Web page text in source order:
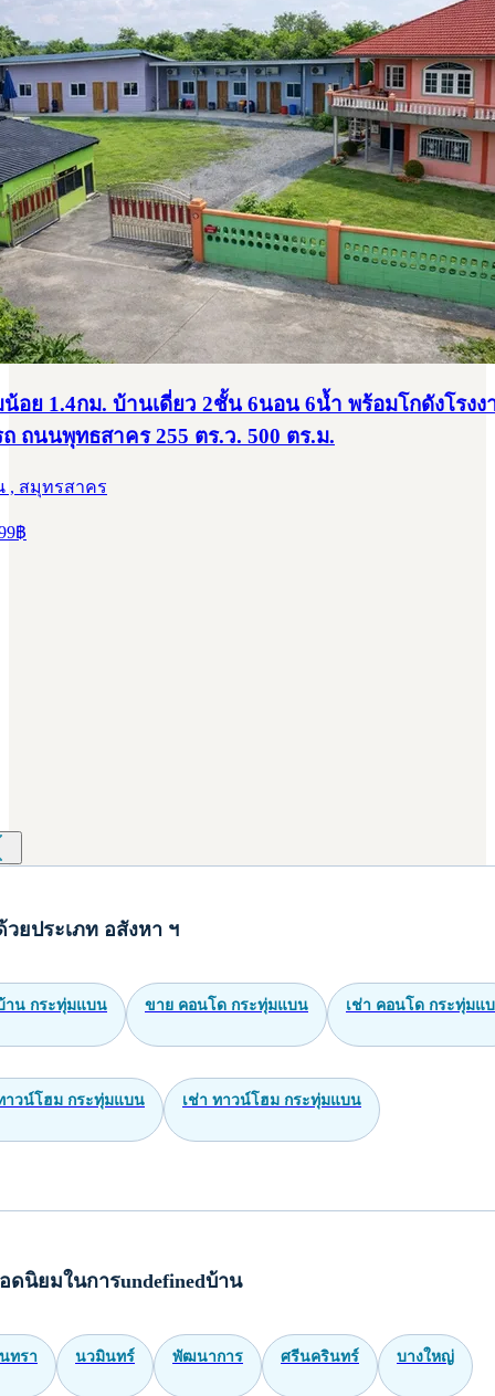
อย 1.4กม. บ้านเดี่ยว 2ชั้น 6นอน 6น้ำ พร้อมโกดังโรงง
ถนนพุทธสาคร 255 ตร.ว. 500 ตร.ม.
, สมุทรสาคร
฿
ยประเภท อสังหา ฯ
าน กระทุ่มแบน ขาย คอนโด กระทุ่มแบน เช่า คอนโด กระทุ่มแ
าวน์โฮม กระทุ่มแบน เช่า ทาวน์โฮม กระทุ่มแบน
ดนิยมในการundefinedบ้าน
ทรา นวมินทร์ พัฒนาการ ศรีนครินทร์ บางใหญ่